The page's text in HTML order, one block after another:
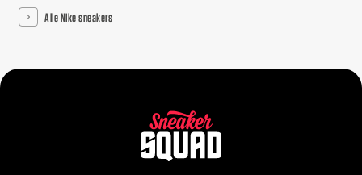
Alle Nike sneakers